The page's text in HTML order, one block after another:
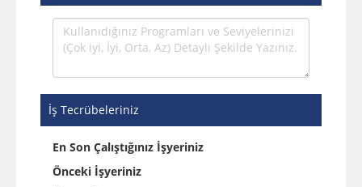
İş Tecrübeleriniz
En Son Çalıştığınız İşyeriniz
Önceki İşyeriniz